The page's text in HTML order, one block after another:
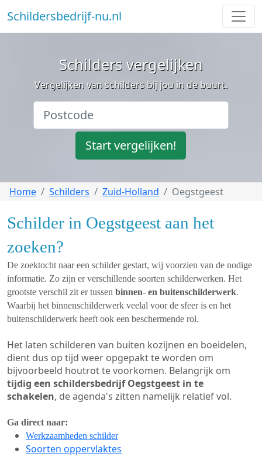
Schildersbedrijf-nu.nl
Schilders vergelijken
Vergelijken van schilders bij jou in de buurt.
Start vergelijken!
Home Schilders Zuid-Holland Oegstgeest
Schilder in Oegstgeest aan het
zoeken?
De zoektocht naar een schilder gestart, wij voorzien van de nodige
informatie. Zo zijn er verschillende soorten schilderwerken. Het
grootste verschil zit er tussen binnen- en buitenschilderwerk.
Waarbij het binnenschilderwerk veelal voor de sfeer is en het
buitenschilderwerk heeft ook een beschermende rol.
Het laten schilderen van buiten kozijnen en boeidelen,
dient dus op tijd weer opgepakt te worden om
bijvoorbeeld houtrot te voorkomen. Belangrijk om
tijdig een schildersbedrijf Oegstgeest in te
schakelen, de agenda's zitten namelijk relatief vol.
Ga direct naar:
Werkzaamheden schilder
Soorten oppervlaktes